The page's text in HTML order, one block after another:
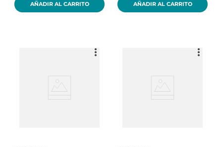
AÑADIR AL CARRITO AÑADIR AL CARRITO